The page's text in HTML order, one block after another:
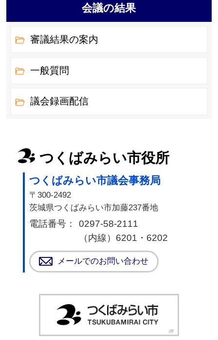
会議の結果
審議結果の案内
一般質問
議会録画配信
つくばみらい市役所
つくばみらい市議会事務局
〒300-2492
茨城県つくばみらい市加藤237番地
電話番号：
0297-58-2111
（内線）6201・6202
メールでのお問い合わせ